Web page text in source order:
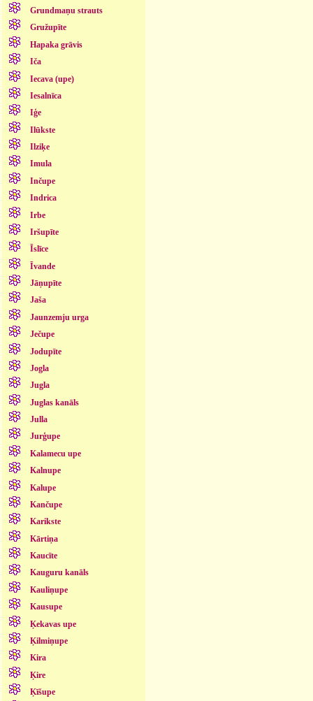
Grundmaņu strauts
Gružupīte
Hapaka grāvis
Iča
Iecava (upe)
Iesalnīca
Iģe
Ilūkste
Ilziķe
Imula
Inčupe
Indrica
Irbe
Iršupīte
Īslīce
Īvande
Jāņupīte
Jaša
Jaunzemju urga
Ječupe
Jodupīte
Jogla
Jugla
Juglas kanāls
Julla
Jurģupe
Kalamecu upe
Kalnupe
Kalupe
Kančupe
Karikste
Kārtiņa
Kaucīte
Kauguru kanāls
Kauliņupe
Kausupe
Ķekavas upe
Ķilmiņupe
Kira
Ķire
Ķīšupe